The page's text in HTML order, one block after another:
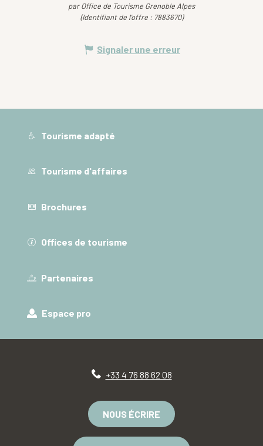
par Office de Tourisme Grenoble Alpes
(Identifiant de l'offre : 7883670)
Signaler une erreur
Tourisme adapté
Tourisme d'affaires
Brochures
Offices de tourisme
Partenaires
Espace pro
+33 4 76 88 62 08
NOUS ÉCRIRE